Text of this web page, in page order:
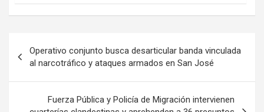
de
entradas
Operativo conjunto busca desarticular banda vinculada
al narcotráfico y ataques armados en San José
Fuerza Pública y Policía de Migración intervienen